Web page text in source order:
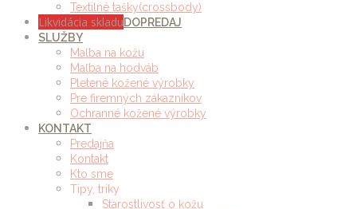
Textilné tašky(crossbody)
Likvidácia skladuDOPREDAJ
SLUŽBY
Maľba na kožu
Maľba na hodváb
Pletené kožené výrobky
Pre firemných zákazníkov
Ochranné kožené výrobky
KONTAKT
Predajňa
Kontakt
Kto sme
Tipy, triky
Starostlivosť o kožu